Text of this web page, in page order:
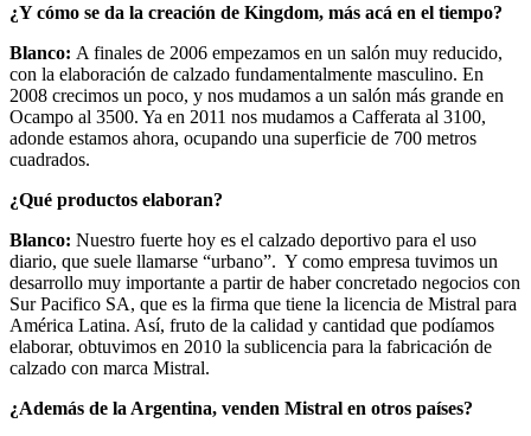
¿Y cómo se da la creación de Kingdom, más acá en el tiempo?
Blanco: A finales de 2006 empezamos en un salón muy reducido,
con la elaboración de calzado fundamentalmente masculino. En
2008 crecimos un poco, y nos mudamos a un salón más grande en
Ocampo al 3500. Ya en 2011 nos mudamos a Cafferata al 3100,
adonde estamos ahora, ocupando una superficie de 700 metros
cuadrados.
¿Qué productos elaboran?
Blanco: Nuestro fuerte hoy es el calzado deportivo para el uso
diario, que suele llamarse “urbano”. Y como empresa tuvimos un
desarrollo muy importante a partir de haber concretado negocios con
Sur Pacifico SA, que es la firma que tiene la licencia de Mistral para
América Latina. Así, fruto de la calidad y cantidad que podíamos
elaborar, obtuvimos en 2010 la sublicencia para la fabricación de
calzado con marca Mistral.
¿Además de la Argentina, venden Mistral en otros países?